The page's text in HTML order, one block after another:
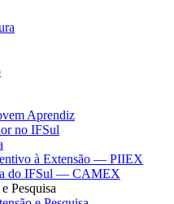
Aprendiz
no IFSul
à Extensão — PIIEX
do IFSul — CAMEX
Pesquisa